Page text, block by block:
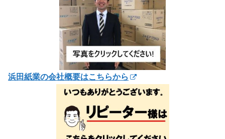
浜田紙業の会社概要はこちらから